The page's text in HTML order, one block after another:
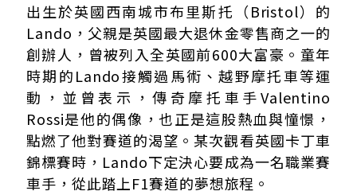
出生於英國西南城市布里斯托（Bristol）的
Lando，父親是英國最大退休金零售商之一的
創辦人，曾被列入全英國前600大富豪。童年
時期的Lando接觸過馬術、越野摩托車等運
動，並曾表示，傳奇摩托車手Valentino
Rossi是他的偶像，也正是這股熱血與憧憬，
點燃了他對賽道的渴望。某次觀看英國卡丁車
錦標賽時，Lando下定決心要成為一名職業賽
車手，從此踏上F1賽道的夢想旅程。